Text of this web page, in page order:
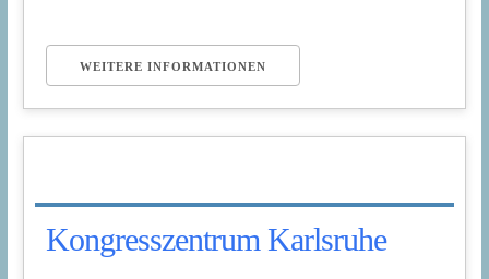
WEITERE INFORMATIONEN
Kongresszentrum Karlsruhe